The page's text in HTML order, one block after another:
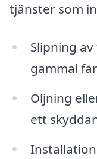
tjänster som
Slipning
gammal
Oljning
ett